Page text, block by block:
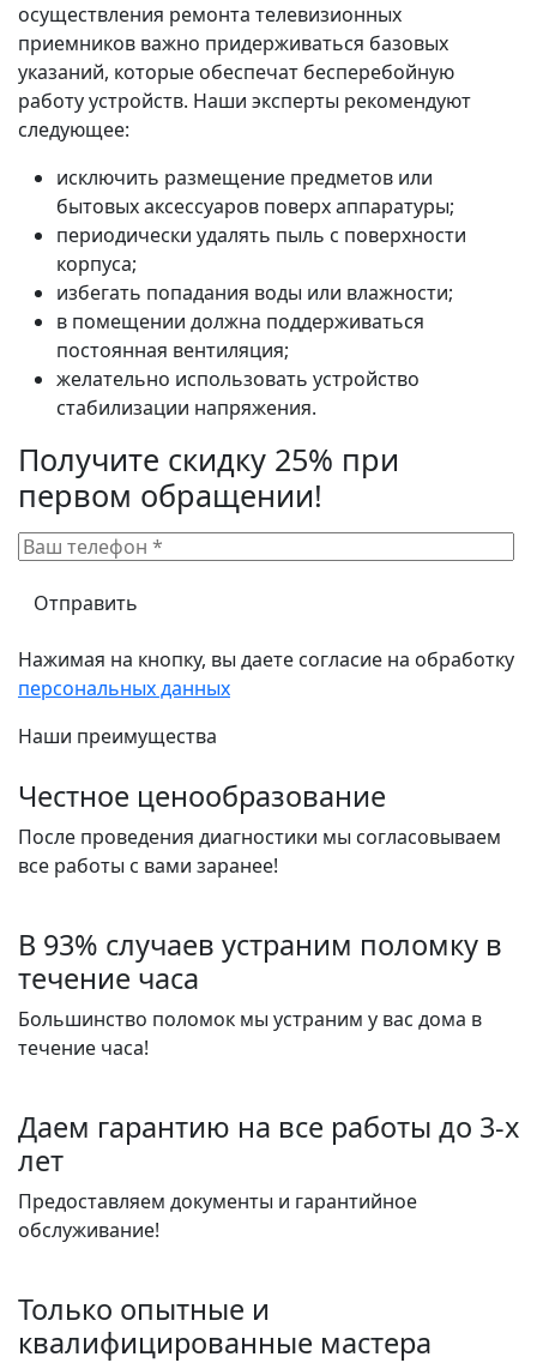
осуществления ремонта телевизионных
приемников важно придерживаться базовых
указаний, которые обеспечат бесперебойную
работу устройств. Наши эксперты рекомендуют
следующее:
исключить размещение предметов или
бытовых аксессуаров поверх аппаратуры;
периодически удалять пыль с поверхности
корпуса;
избегать попадания воды или влажности;
в помещении должна поддерживаться
постоянная вентиляция;
желательно использовать устройство
стабилизации напряжения.
Получите скидку 25% при
первом обращении!
Нажимая на кнопку, вы даете согласие на обработку
персональных данных
Наши преимущества
Честное ценообразование
После проведения диагностики мы согласовываем
все работы с вами заранее!
В 93% случаев устраним поломку в
течение часа
Большинство поломок мы устраним у вас дома в
течение часа!
Даем гарантию на все работы до 3-х
лет
Предоставляем документы и гарантийное
обслуживание!
Только опытные и
квалифицированные мастера